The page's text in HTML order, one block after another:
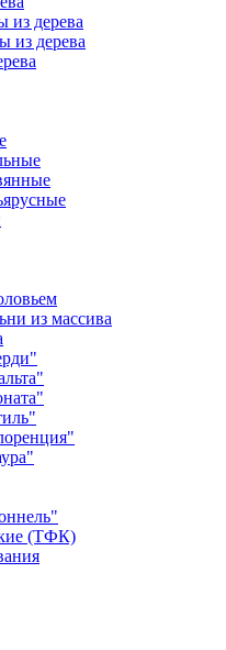
из дерева
из дерева
из массива
(ТФК)